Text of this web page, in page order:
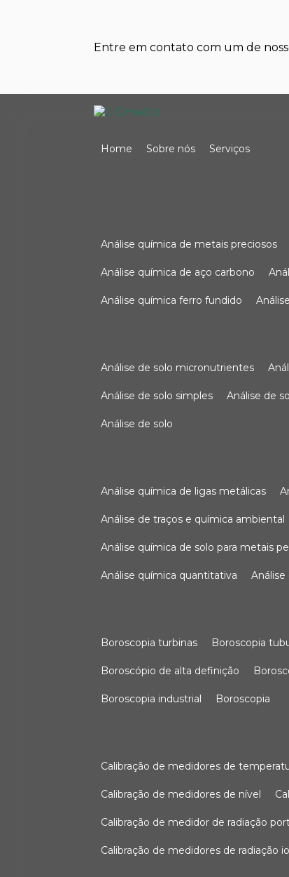
Entre em contato com um de
Home Sobre nós Serviços
análise química de metais preciosos
análise química de aço carbono
análise química ferro fundido
análise de solo micronutrientes
análise de solo simples análise de
análise de solo
análise química de ligas metálicas
análise de traços e química ambiental
análise química de solo para metais
análise química quantitativa
boroscopia turbinas boroscopia
boroscópio de alta definição
boroscopia industrial boroscopia
calibração de medidores de
calibração de medidores de nível
calibração de medidor de radiação
calibração de medidores de radiação